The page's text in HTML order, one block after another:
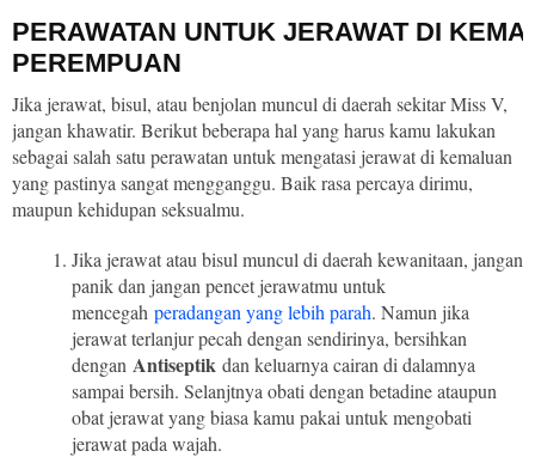
PERAWATAN UNTUK JERAWAT DI
PEREMPUAN
Jika jerawat, bisul, atau benjolan muncul di daerah sekitar Miss V,
jangan khawatir. Berikut beberapa hal yang harus kamu lakukan
sebagai salah satu perawatan untuk mengatasi jerawat di kemaluan
yang pastinya sangat mengganggu. Baik rasa percaya dirimu,
maupun kehidupan seksualmu.
Jika jerawat atau bisul muncul di daerah kewanitaan, jangan
panik dan jangan pencet jerawatmu untuk
mencegah peradangan yang lebih parah. Namun jika
jerawat terlanjur pecah dengan sendirinya, bersihkan
dengan Antiseptik dan keluarnya cairan di dalamnya
sampai bersih. Selanjtnya obati dengan betadine ataupun
obat jerawat yang biasa kamu pakai untuk mengobati
jerawat pada wajah.